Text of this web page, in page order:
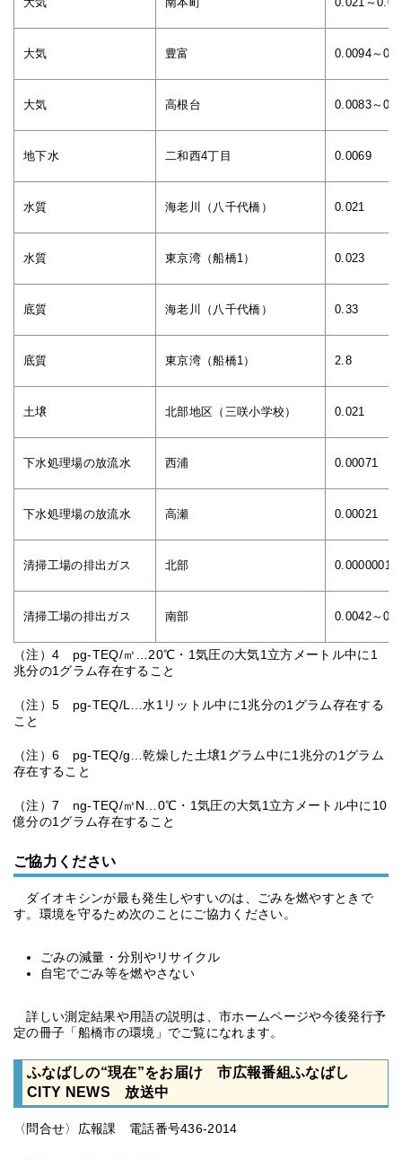
大気 豊富 0.0094～
大気 高根台 0.0083～
地下水 二和西4丁目 0.0069
水質 海老川（八千代橋） 0.021
水質 東京湾（船橋1） 0.023
底質 海老川（八千代橋） 0.33
底質 東京湾（船橋1） 2.8
土壌 北部地区（三咲小学校） 0.021
下水処理場の放流水 西浦 0.00071
下水処理場の放流水 高瀬 0.00021
清掃工場の排出ガス 北部 0.00000012
清掃工場の排出ガス 南部 0.0042～
（注）4 pg-TEQ/㎥…20℃・1気圧の大気1立方メートル中に1
兆分の1グラム存在すること
（注）5 pg-TEQ/L…水1リットル中に1兆分の1グラム存在する
こと
（注）6 pg-TEQ/g…乾燥した土壌1グラム中に1兆分の1グラム
存在すること
（注）7 ng-TEQ/㎥N…0℃・1気圧の大気1立方メートル中に10
億分の1グラム存在すること
ご協力ください
ダイオキシンが最も発生しやすいのは、ごみを燃やすときで
す。環境を守るため次のことにご協力ください。
ごみの減量・分別やリサイクル
自宅でごみ等を燃やさない
詳しい測定結果や用語の説明は、市ホームページや今後発行予
定の冊子「船橋市の環境」でご覧になれます。
ふなばしの“現在”をお届け 市広報番組ふなばし
CITY NEWS 放送中
〈問合せ〉広報課 電話番号436-2014